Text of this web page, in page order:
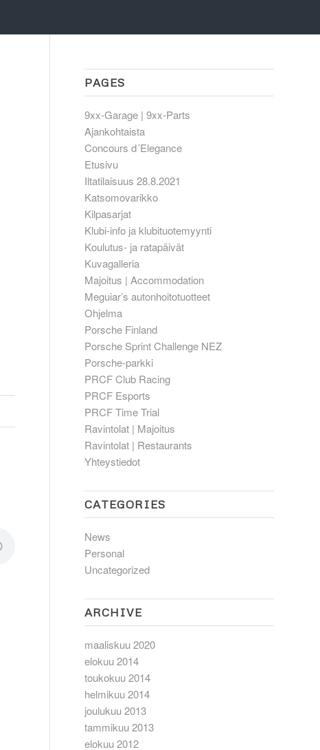
PAGES
9xx-Garage | 9xx-Parts
Ajankohtaista
Concours d´Elegance
Etusivu
Iltatilaisuus 28.8.2021
Katsomovarikko
Kilpasarjat
Klubi-info ja klubituotemyynti
Koulutus- ja ratapäivät
Kuvagalleria
Majoitus | Accommodation
Meguiar’s autonhoitotuotteet
Ohjelma
Porsche Finland
Porsche Sprint Challenge NEZ
Porsche-parkki
PRCF Club Racing
PRCF Esports
PRCF Time Trial
Ravintolat | Majoitus
Ravintolat | Restaurants
Yhteystiedot
CATEGORIES
News
Personal
Uncategorized
ARCHIVE
maaliskuu 2020
elokuu 2014
toukokuu 2014
helmikuu 2014
joulukuu 2013
tammikuu 2013
elokuu 2012